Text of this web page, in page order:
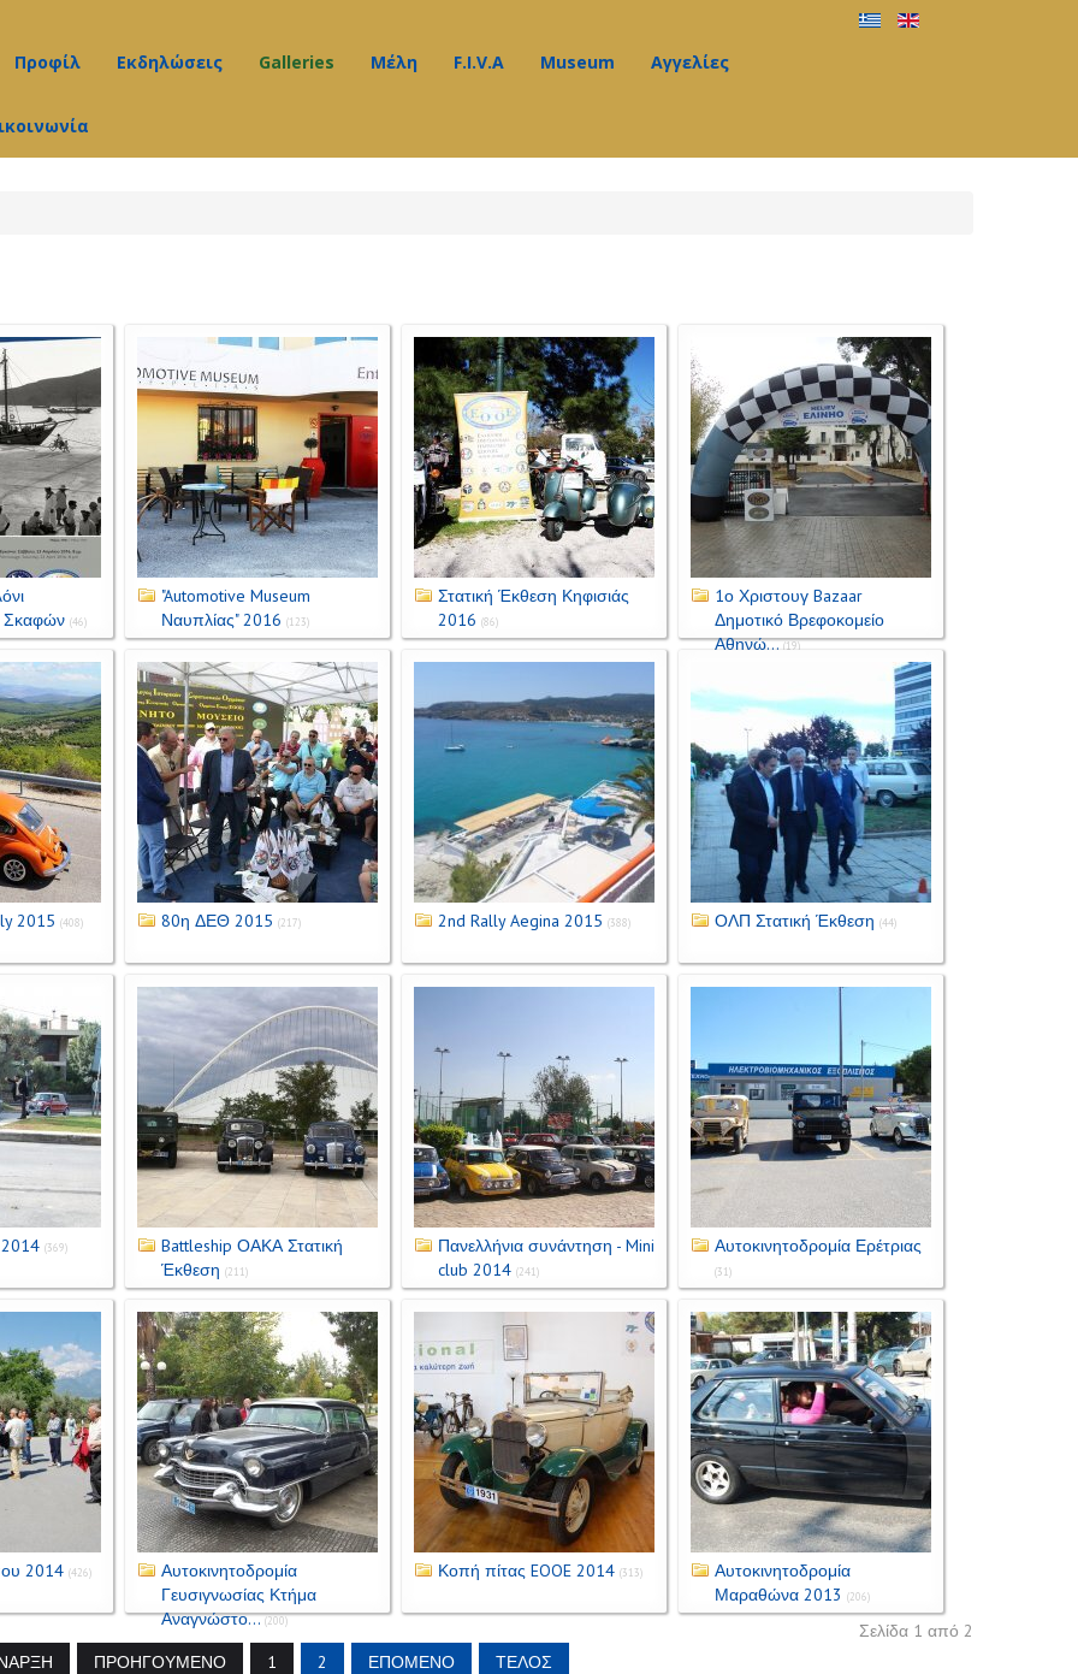
Προφίλ Εκδηλώσεις Galleries Μέλη F.I.V.A Museum Αγγελίες
Σκαφών (46)
"Automotive Museum
Ναυπλίας" 2016 (123)
Στατική Έκθεση Κηφισιάς
2016 (86)
1ο Χριστουγ Bazaar
Δημοτικό Βρεφοκομείο
Αθηνώ... (19)
2015 (408) 80η ΔΕΘ 2015 (217) 2nd Rally Aegina 2015 (388) ΟΛΠ Στατική Έκθεση (44)
(369)
Battleship ΟΑΚΑ Στατική
Έκθεση (211)
Πανελλήνια συνάντηση - Mini
club 2014 (241)
Αυτοκινητοδρομία Ερέτριας
(31)
2014 (426)
Αυτοκινητοδρομία
Γευσιγνωσίας Κτήμα
Αναγνώστο... (200)
Κοπή πίτας EOOE 2014 (313)
Αυτοκινητοδρομία
Μαραθώνα 2013 (206)
Σελίδα 1 από 2
ΠΡΟΗΓΟΎΜΕΝΟ 1 2 ΕΠΌΜΕΝΟ ΤΈΛΟΣ